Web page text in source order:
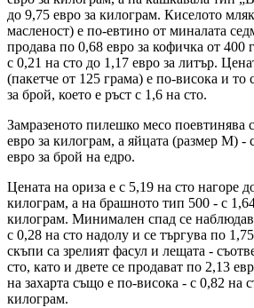
до 9,75 евро за килограм. Киселото
масленост) е по-евтино от миналата
продава по 0,68 евро за кофичка от 400
с 0,21 на сто до 1,17 евро за литър.
(пакетче от 125 грама) е по-висока и то
за брой, което е ръст с 1,6 на сто.
Замразеното пилешко месо поевтинява
евро за килограм, а яйцата (размер М) -
евро за брой на едро.
Цената на ориза е с 5,19 на сто нагоре
килограм, а на брашното тип 500 - с
килограм. Минимален спад се
с 0,28 на сто надолу и се търгува по
скъпи са зрелият фасул и лещата -
сто, като и двете се продават по 2,13
на захарта също е по-висока - с 0,82 на
килограм.